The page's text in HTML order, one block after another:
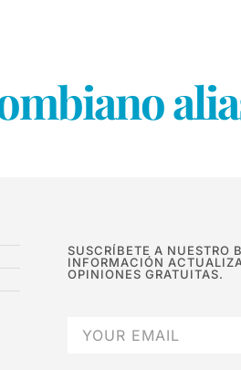
SUSCRÍBETE A NUESTRO
INFORMACIÓN
OPINIONES GRATUITAS.